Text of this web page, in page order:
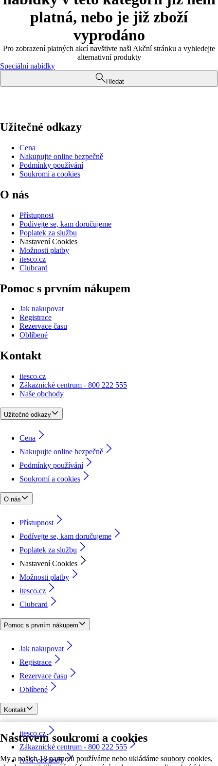
Nastavení soukromí a cookies
My a našich 18 partnerů používáme nebo ukládáme soubory cookies,
platná, nebo je již zboží
vyprodáno
Pro zobrazení platných akcí navštivte naši Akční stránku a vyhledejte
alternativní produkty
Speciální nabídky
Hledat
Užitečné odkazy
Cena
Nakupujte online bezpečně
Podmínky používání
Soukromí a cookies
O nás
Přístupnost
Podívejte se, kam doručujeme
Poplatek za službu
Nastavení Cookies
Možnosti platby
itesco.cz
Clubcard
Pomoc s prvním nákupem
Jak nakupovat
Registrace
Rezervace času
Oblíbené
Kontakt
itesco.cz
Zákaznické centrum - 800 222 555
Naše obchody
Užitečné odkazy
Cena
Nakupujte online bezpečně
Podmínky používání
Soukromí a cookies
O nás
Přístupnost
Podívejte se, kam doručujeme
Poplatek za službu
Nastavení Cookies
Možnosti platby
itesco.cz
Clubcard
Pomoc s prvním nákupem
Jak nakupovat
Registrace
Rezervace času
Oblíbené
Kontakt
itesco.cz
Zákaznické centrum - 800 222 555
Naše obchody